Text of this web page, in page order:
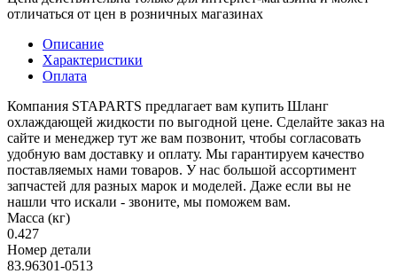
отличаться от цен в розничных магазинах
Описание
Характеристики
Оплата
Компания STAPARTS предлагает вам купить Шланг
охлаждающей жидкости по выгодной цене. Сделайте заказ на
сайте и менеджер тут же вам позвонит, чтобы согласовать
удобную вам доставку и оплату. Мы гарантируем качество
поставляемых нами товаров. У нас большой ассортимент
запчастей для разных марок и моделей. Даже если вы не
нашли что искали - звоните, мы поможем вам.
Масса (кг)
0.427
Номер детали
83.96301-0513